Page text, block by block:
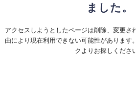
ました。
アクセスしようとしたページは削除、変更さ
由により現在利用できない可能性があります
クよりお探しください